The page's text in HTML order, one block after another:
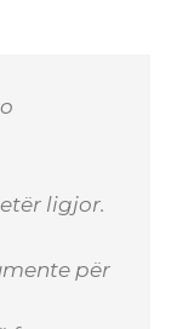
ligjor.
për